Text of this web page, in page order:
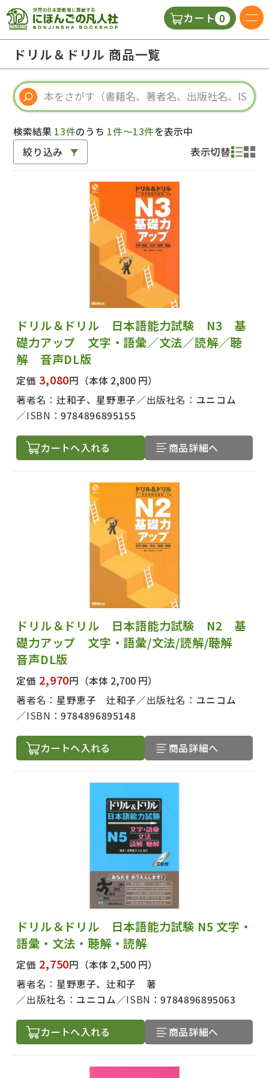
カート 0
日本語の教科書
視聴覚・補助教材
教師用参考書
ドリル＆ドリル 商品一覧
検索結果 13件のうち 1件～13件を表示中
絞り込み 表示切替
ドリル＆ドリル 日本語能力試験 N3 基
礎力アップ 文字・語彙／文法／読解／聴
解 音声DL版
定価 3,080円 （本体 2,800 円）
著者名： 辻和子、星野恵子 出版社名： ユニコム
ISBN：9784896895155
カートへ入れる 商品詳細へ
ドリル＆ドリル 日本語能力試験 N2 基
礎力アップ 文字・語彙/文法/読解/聴解
音声DL版
定価 2,970円 （本体 2,700 円）
著者名： 星野恵子 辻和子 出版社名： ユニコム
ISBN：9784896895148
カートへ入れる 商品詳細へ
ドリル＆ドリル 日本語能力試験 N5 文字・
語彙・文法・聴解・読解
定価 2,750円 （本体 2,500 円）
著者名： 星野恵子、辻和子 著
出版社名： ユニコム ISBN：9784896895063
カートへ入れる 商品詳細へ